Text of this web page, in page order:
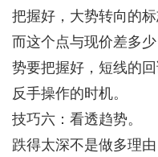
把握好，大势转向的
而这个点与现价差多
势要把握好，短线的
反手操作的时机。
技巧六：看透趋势。
跌得太深不是做多理